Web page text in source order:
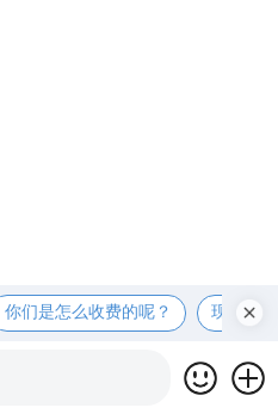
你们是怎么收费的呢？ 现在有